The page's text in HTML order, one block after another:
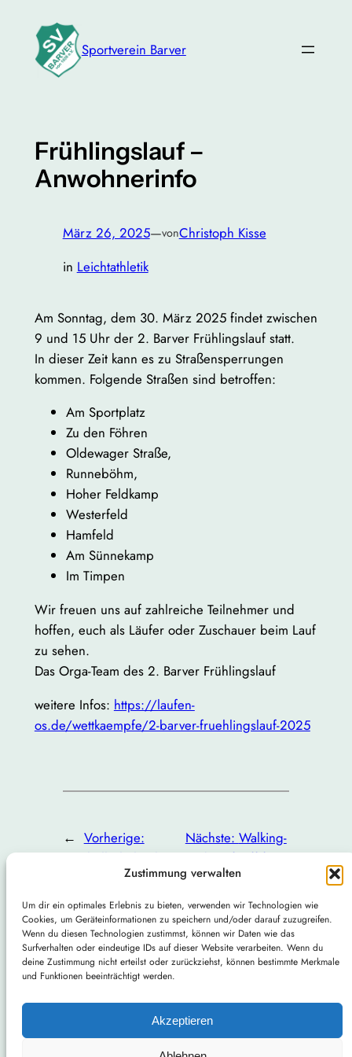
Zustimmung verwalten
Um dir ein optimales Erlebnis zu bieten, verwenden wir Technologien wie
Cookies, um Geräteinformationen zu speichern und/oder darauf zuzugreifen.
Wenn du diesen Technologien zustimmst, können wir Daten wie das
Surfverhalten oder eindeutige IDs auf dieser Website verarbeiten. Wenn du
deine Zustimmung nicht erteilst oder zurückziehst, können bestimmte Merkmale
und Funktionen beeinträchtigt werden.
Akzeptieren
springen
Sportverein Barver
Frühlingslauf –
Anwohnerinfo
März 26, 2025—vonChristoph Kisse
in Leichtathletik
Am Sonntag, dem 30. März 2025 findet zwischen
9 und 15 Uhr der 2. Barver Frühlingslauf statt.
In dieser Zeit kann es zu Straßensperrungen
kommen. Folgende Straßen sind betroffen:
Am Sportplatz
Zu den Föhren
Oldewager Straße,
Runneböhm,
Hoher Feldkamp
Westerfeld
Hamfeld
Am Sünnekamp
Im Timpen
Wir freuen uns auf zahlreiche Teilnehmer und
hoffen, euch als Läufer oder Zuschauer beim Lauf
zu sehen.
Das Orga-Team des 2. Barver Frühlingslauf
weitere Infos: https://laufen-
os.de/wettkaempfe/2-barver-fruehlingslauf-2025
← Vorherige:
Fussballschule über
Pfingsten in Barver
Nächste: Walking-
und Lauftreff für
Frauen →
svbarverdarts
SV Barver
SV Barver Darts